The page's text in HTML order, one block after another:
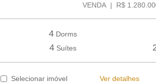
VENDA | R$
4Dorms
4Suítes
Selecionar imóvel Ver detalhes